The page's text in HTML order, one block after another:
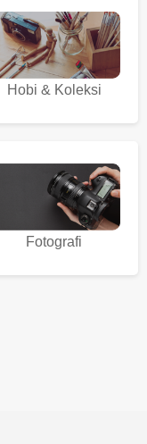
Hobi & Koleksi
Fotografi